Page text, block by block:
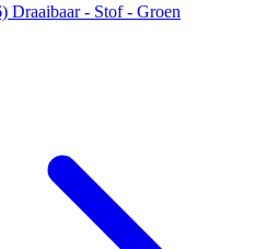
Draaibaar - Stof - Groen